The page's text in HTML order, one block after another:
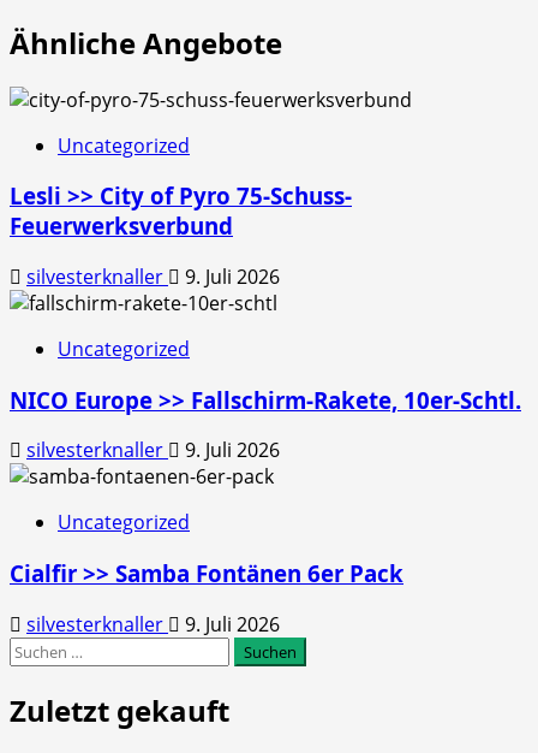
Ähnliche Angebote
Uncategorized
Lesli >> City of Pyro 75-Schuss-
Feuerwerksverbund
silvesterknaller 9. Juli 2026
Uncategorized
NICO Europe >> Fallschirm-Rakete, 10er-Schtl.
silvesterknaller 9. Juli 2026
Uncategorized
Cialfir >> Samba Fontänen 6er Pack
silvesterknaller
9. Juli 2026
Suchen
Zuletzt gekauft